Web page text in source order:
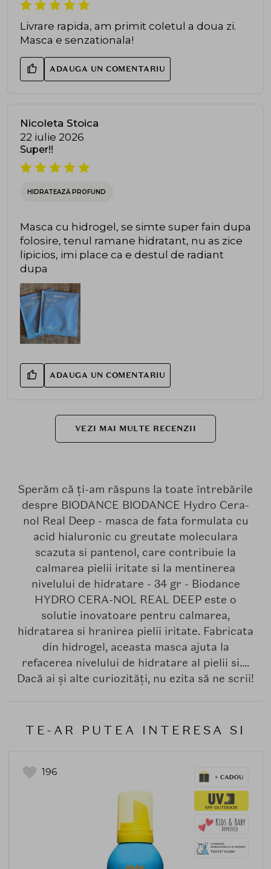
Livrare rapida, am primit coletul a doua zi.
Masca e senzationala!
ADAUGA UN COMENTARIU
Nicoleta Stoica
22 iulie 2026
Super!!
HIDRATEAZĂ PROFUND
Masca cu hidrogel, se simte super fain dupa
folosire, tenul ramane hidratant, nu as zice
lipicios, imi place ca e destul de radiant
dupa
ADAUGA UN COMENTARIU
VEZI MAI MULTE RECENZII
Sperăm că ți-am răspuns la toate întrebările
despre BIODANCE BIODANCE Hydro Cera-
nol Real Deep - masca de fata formulata cu
acid hialuronic cu greutate moleculara
scazuta si pantenol, care contribuie la
calmarea pielii iritate si la mentinerea
nivelului de hidratare - 34 gr - Biodance
HYDRO CERA-NOL REAL DEEP este o
solutie inovatoare pentru calmarea,
hidratarea si hranirea pielii iritate. Fabricata
din hidrogel, aceasta masca ajuta la
refacerea nivelului de hidratare al pielii si....
Dacă ai și alte curiozități, nu ezita să ne scrii!
TE-AR PUTEA INTERESA SI
196